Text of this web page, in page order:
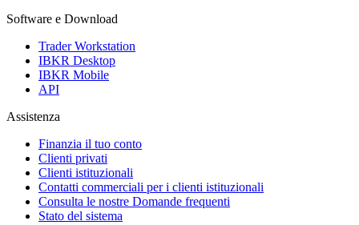
Software e Download
Trader Workstation
IBKR Desktop
IBKR Mobile
API
Assistenza
Finanzia il tuo conto
Clienti privati
Clienti istituzionali
Contatti commerciali per i clienti istituzionali
Consulta le nostre Domande frequenti
Stato del sistema